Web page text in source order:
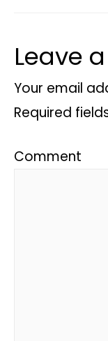
Leave
Your email
Required
Comment